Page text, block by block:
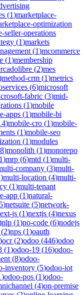
(1)marketplace-
optimization
seller-operations
(1)markets
(1)mcommerce
(1)membership
(2)mes
method-crm (1)metrics
(6)microsoft
fabric (3)mid-
(1)mobile
apps (1)mobile-bi
)mobile-cro (1)mobile-
(1)mobile-seo
(1)modules
8)monolith (1)monorepo
1)mrp (6)mtd (1)multi-
company (3)multi-
)multi-location (4)multi-
(1)multi-tenant
app (1)natural-
5)netsuite (5)network-
js (1)nextjs (4)nexus
nlp (1)no-code (6)nodejs
(2)nps (1)oauth
)ocr(2)odoo (446)odoo
(1)odoo-19 (16)odoo-
(8)odoo-
inventory (5)odoo-iot
)odoo-pos (1)odoo-
(4)on-premise